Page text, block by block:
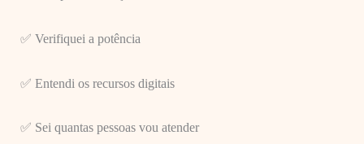
✅ Verifiquei a potência
✅ Entendi os recursos digitais
✅ Sei quantas pessoas vou atender